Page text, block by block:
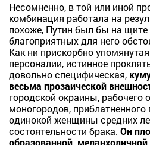
Несомненно, в той или иной
комбинация работала на
похоже, Путин был бы на щите
благоприятных для него
Как ни прискорбно упомянутая
персоналии, истинное
довольно специфическая,
весьма прозаической
городской окраины, рабочего
моногородов,
одинокой женщины средних
состоятельности брака. Он
образованной,